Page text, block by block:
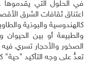
في الحلول التي
اعتناق ثقافات الشرق
كالهندوسية والبوذية
والطبيعة أو بين
الصخور والأحجار تسري فيه
تعدُّ على وجه التأكيد "حية"